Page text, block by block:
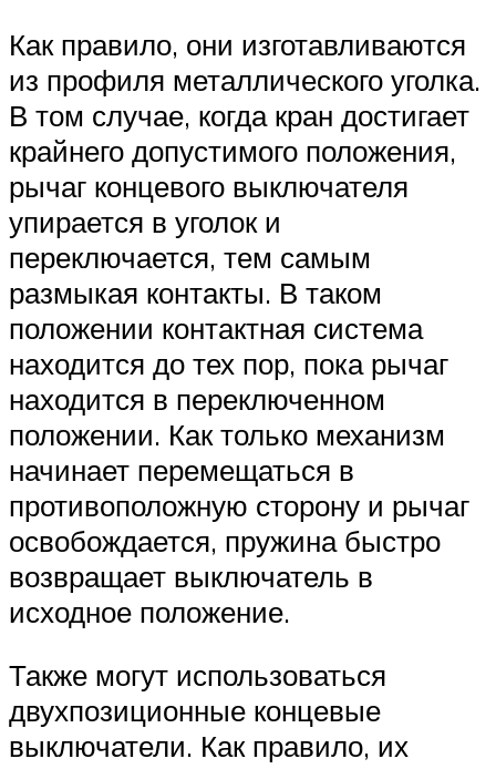
Как правило, они изготавливаются
из профиля металлического уголка.
В том случае, когда кран достигает
крайнего допустимого положения,
рычаг концевого выключателя
упирается в уголок и
переключается, тем самым
размыкая контакты. В таком
положении контактная система
находится до тех пор, пока рычаг
находится в переключенном
положении. Как только механизм
начинает перемещаться в
противоположную сторону и рычаг
освобождается, пружина быстро
возвращает выключатель в
исходное положение.
Также могут использоваться
двухпозиционные концевые
выключатели. Как правило, их